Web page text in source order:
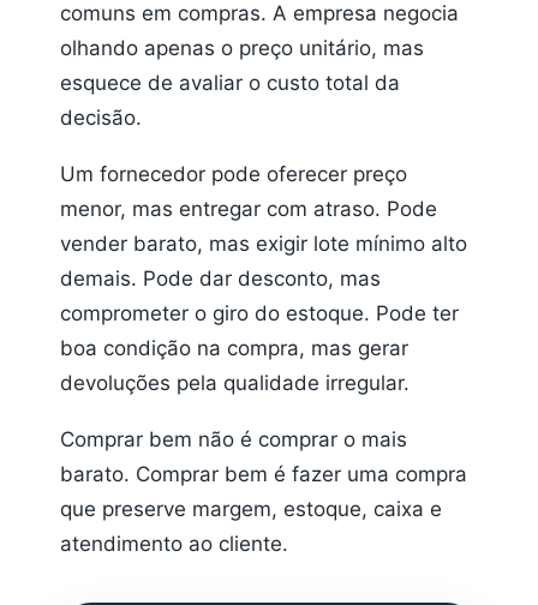
comuns em compras. A empresa negocia
olhando apenas o preço unitário, mas
esquece de avaliar o custo total da
decisão.
Um fornecedor pode oferecer preço
menor, mas entregar com atraso. Pode
vender barato, mas exigir lote mínimo alto
demais. Pode dar desconto, mas
comprometer o giro do estoque. Pode ter
boa condição na compra, mas gerar
devoluções pela qualidade irregular.
Comprar bem não é comprar o mais
barato. Comprar bem é fazer uma compra
que preserve margem, estoque, caixa e
atendimento ao cliente.